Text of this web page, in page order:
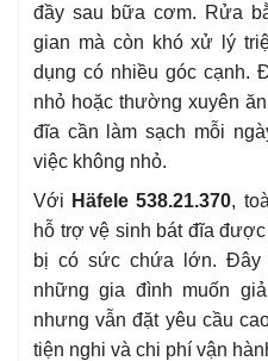
đầy sau bữa cơm. Rửa
gian mà còn khó xử lý
dụng có nhiều góc cạnh.
nhỏ hoặc thường xuyên
đĩa cần làm sạch mỗi
việc không nhỏ.
Với Häfele 538.21.370,
hỗ trợ vệ sinh bát đĩa
bị có sức chứa lớn.
những gia đình muốn
nhưng vẫn đặt yêu cầu
tiện nghi và chi phí vận